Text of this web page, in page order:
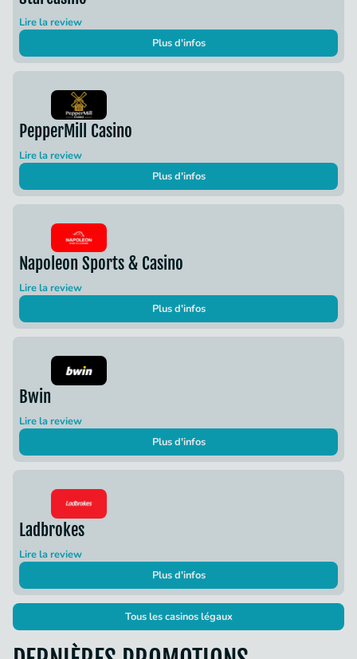
Lire la review
Plus d'infos
PepperMill Casino
Lire la review
Plus d'infos
Napoleon Sports & Casino
Lire la review
Plus d'infos
Bwin
Lire la review
Plus d'infos
Ladbrokes
Lire la review
Plus d'infos
Tous les casinos légaux